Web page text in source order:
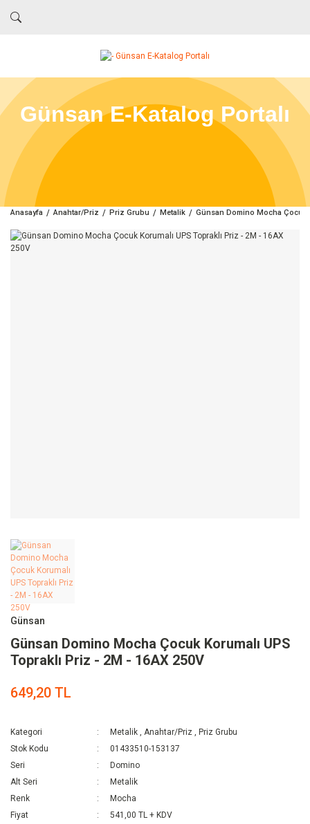
Günsan E-Katalog Portalı
Anasayfa Anahtar/Priz Priz Grubu Metalik Günsan Domino Mocha Çocuk
Günsan
Günsan Domino Mocha Çocuk Korumalı UPS
Topraklı Priz - 2M - 16AX 250V
649,20 TL
Kategori Metalik ,Anahtar/Priz , Priz Grubu
Stok Kodu
01433510-153137
Seri
Domino
Alt Seri
Metalik
Renk
Mocha
Fiyat
541,00 TL + KDV